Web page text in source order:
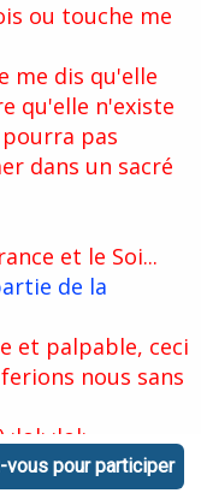
ou touche me
me dis qu'elle
qu'elle n'existe
pas
dans un sacré
et le Soi...
de la
et palpable, ceci
nous sans
:lol: :lol:
Citer
pour participer